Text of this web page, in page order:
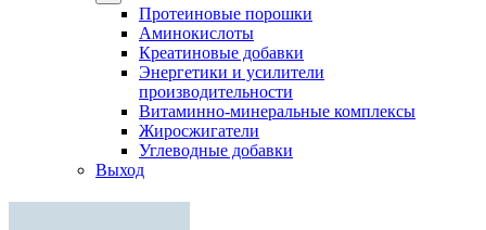
Протеиновые порошки
Аминокислоты
Креатиновые добавки
Энергетики и усилители
производительности
Витаминно-минеральные комплексы
Жиросжигатели
Углеводные добавки
Выход